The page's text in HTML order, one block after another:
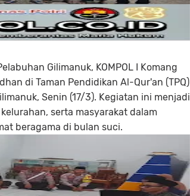
Gilimanuk, KOMPOL I Komang
di Taman Pendidikan Al-Qur'an (TPQ)
Senin (17/3). Kegiatan ini menjadi
serta masyarakat dalam
beragama di bulan suci.